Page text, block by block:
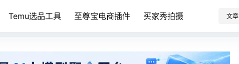
Temu选品工具 至尊宝电商插件 买家秀拍摄 文章